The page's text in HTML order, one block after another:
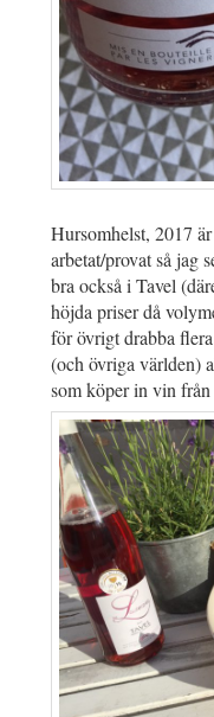
Hursomhelst, 2017
arbetat/provat så jag
bra också i Tavel
höjda priser då
för övrigt drabba
(och övriga världen)
som köper in vin